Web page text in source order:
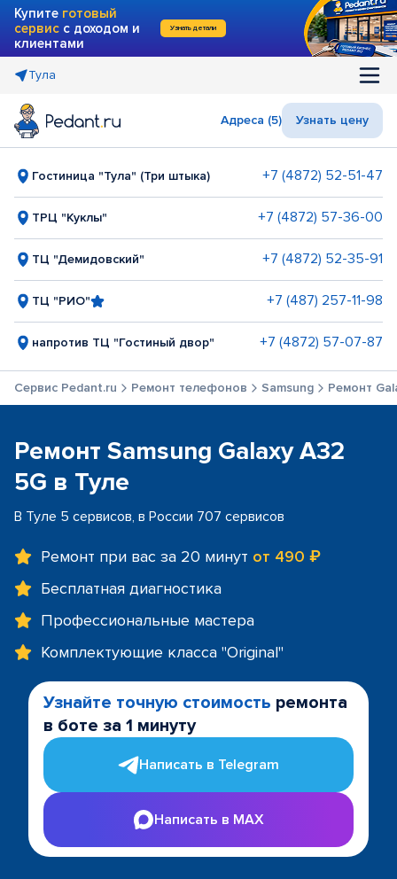
Купите готовый
сервис с доходом и
клиентами
Узнать детали
Тула
Адреса (5) Узнать цену
Гостиница "Тула" (Три штыка) +7 (4872) 52-51-47
ТРЦ "Куклы" +7 (4872) 57-36-00
ТЦ "Демидовский" +7 (4872) 52-35-91
ТЦ "РИО" +7 (487) 257-11-98
напротив ТЦ "Гостиный двор" +7 (4872) 57-07-87
Сервис Pedant.ru Ремонт телефонов Samsung Ремонт
Ремонт Samsung Galaxy A32
5G в Туле
В Туле 5 сервисов, в России 707 сервисов
Ремонт при вас за 20 минут от 490 ₽
Бесплатная диагностика
Профессиональные мастера
Комплектующие класса "Original"
Узнайте точную стоимость ремонта
в боте за 1 минуту
Написать в Telegram
Написать в MAX